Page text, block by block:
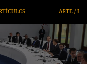
ARTE / ENTRETENIMIENTO